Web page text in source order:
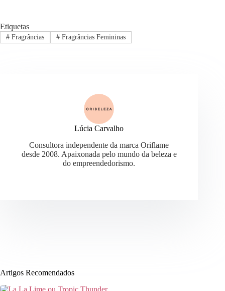
Etiquetas
#Fragrâncias #Fragrâncias Femininas
Lúcia Carvalho
Consultora independente da marca Oriflame
desde 2008. Apaixonada pelo mundo da beleza e
do empreendedorismo.
Artigos Recomendados